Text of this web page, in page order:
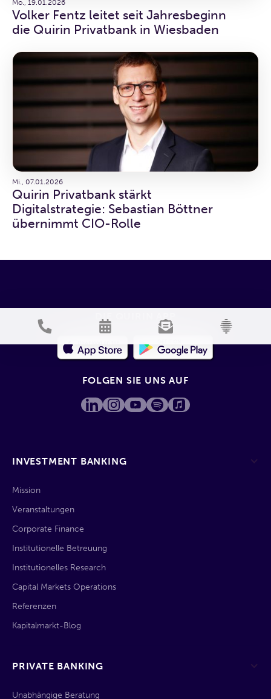
Mo., 19.01.2026
Volker Fentz leitet seit Jahresbeginn
die Quirin Privatbank in Wiesbaden
Mi., 07.01.2026
Quirin Privatbank stärkt
Digitalstrategie: Sebastian Böttner
übernimmt CIO-Rolle
INVESTMENT BANKING
Mission
Veranstaltungen
Corporate Finance
Institutionelle Betreuung
Institutionelles Research
Capital Markets Operations
Referenzen
Kapitalmarkt-Blog
PRIVATE BANKING
Unabhängige Beratung
DIE QUIRIN APP
FOLGEN SIE UNS AUF